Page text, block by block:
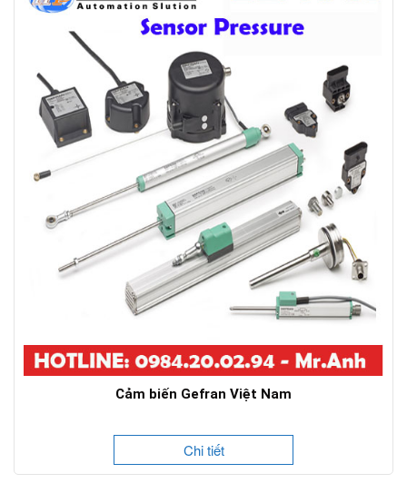
Cảm biến Gefran Việt Nam
Chi tiết